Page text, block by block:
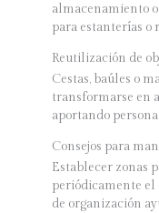
almacenamiento
para estanterías o
Reutilización de
Cestas, baúles o
transformarse en
aportando
Consejos para
Establecer zonas
periódicamente
de organización